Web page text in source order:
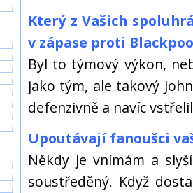
Který z Vašich
v zápase proti
Byl to týmový výkon,
jako tým, ale takový
defenzivně a navíc
Upoutávají fanoušci
Někdy je vnímám a
soustředěný. Když